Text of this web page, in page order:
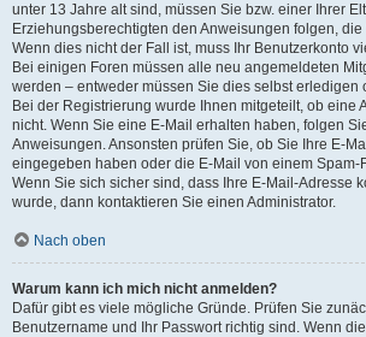
unter 13 Jahre alt sind, müssen Sie bzw. einer Ihrer
Erziehungsberechtigten den Anweisungen folgen,
Wenn dies nicht der Fall ist, muss Ihr Benutzerkonto
Bei einigen Foren müssen alle neu angemeldeten
werden – entweder müssen Sie dies selbst erledigen
Bei der Registrierung wurde Ihnen mitgeteilt, ob eine
nicht. Wenn Sie eine E-Mail erhalten haben, folgen
Anweisungen. Ansonsten prüfen Sie, ob Sie Ihre E-
eingegeben haben oder die E-Mail von einem Spam-
Wenn Sie sich sicher sind, dass Ihre E-Mail-Adresse
wurde, dann kontaktieren Sie einen Administrator.
Nach oben
Warum kann ich mich nicht anmelden?
Dafür gibt es viele mögliche Gründe. Prüfen Sie
Benutzername und Ihr Passwort richtig sind. Wenn